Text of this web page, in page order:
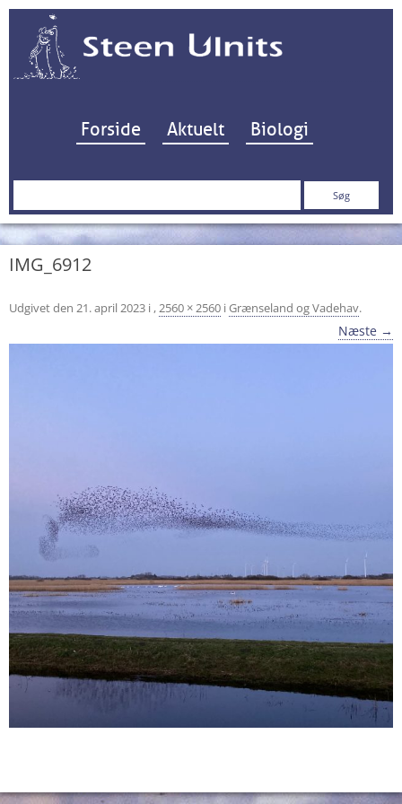
Hop til indhold
Forside Aktuelt Biologi
Søg
IMG_6912
Udgivet den 21. april 2023 i ,2560 × 2560 iGrænseland og Vadehav.
Næste →